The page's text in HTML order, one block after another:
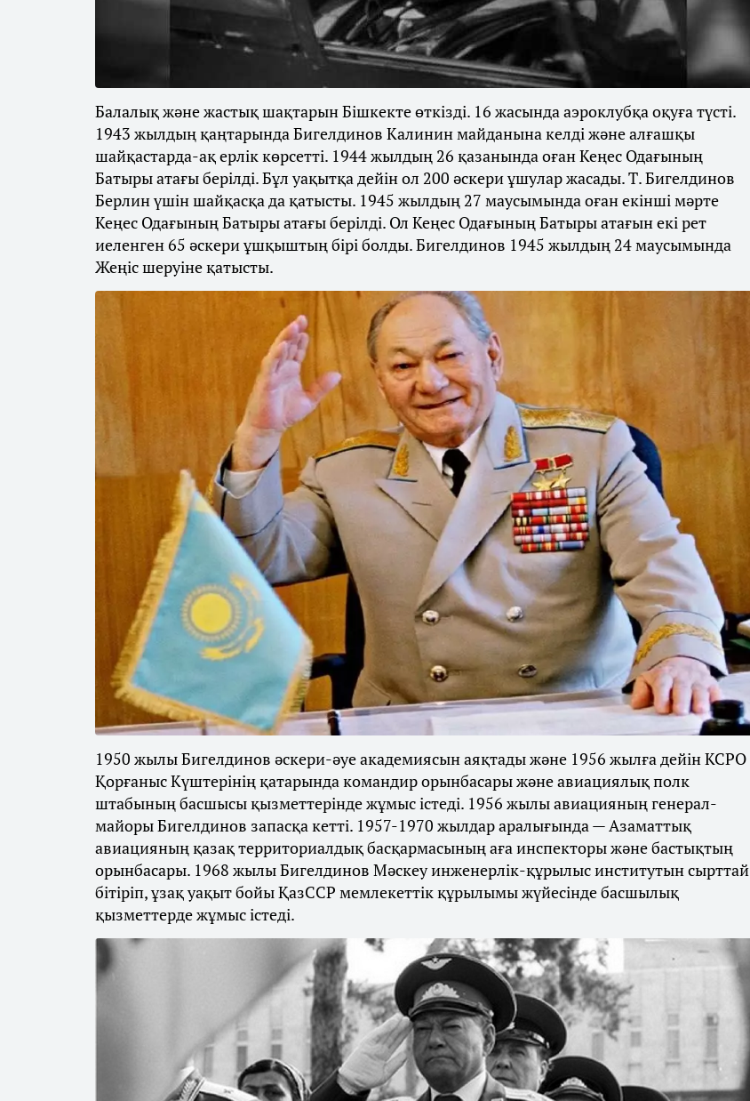
Балалық және жастық шақтарын Бішкекте өткізді. 16 жасында аэроклубқа оқуға түсті.
1943 жылдың қаңтарында Бигелдинов Калинин майданына келді және алғашқы
шайқастарда-ақ ерлік көрсетті. 1944 жылдың 26 қазанында оған Кеңес Одағының
Батыры атағы берілді. Бұл уақытқа дейін ол 200 әскери ұшулар жасады. Т. Бигелдинов
Берлин үшін шайқасқа да қатысты. 1945 жылдың 27 маусымында оған екінші мәрте
Кеңес Одағының Батыры атағы берілді. Ол Кеңес Одағының Батыры атағын екі рет
иеленген 65 әскери ұшқыштың бірі болды. Бигелдинов 1945 жылдың 24 маусымында
Жеңіс шеруіне қатысты.
1950 жылы Бигелдинов әскери-әуе академиясын аяқтады және 1956 жылға дейін КСРО
Қорғаныс Күштерінің қатарында командир орынбасары және авиациялық полк
штабының басшысы қызметтерінде жұмыс істеді. 1956 жылы авиацияның генерал-
майоры Бигелдинов запасқа кетті. 1957-1970 жылдар аралығында — Азаматтық
авиацияның қазақ территориалдық басқармасының аға инспекторы және бастықтың
орынбасары. 1968 жылы Бигелдинов Мәскеу инженерлік-құрылыс институтын сырттай
бітіріп, ұзақ уақыт бойы ҚазССР мемлекеттік құрылымы жүйесінде басшылық
қызметтерде жұмыс істеді.